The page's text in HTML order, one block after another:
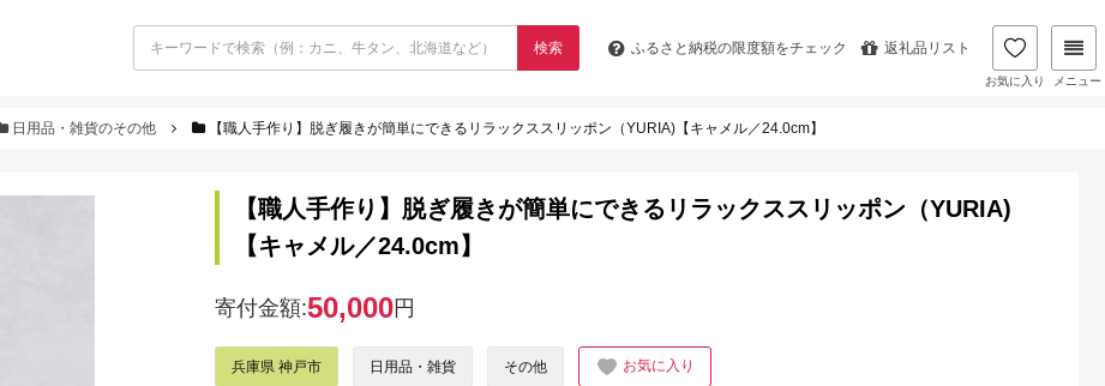
検索 ふるさと納税の限度額をチェック 返礼品リスト
お気に入り メニュー
日用品・雑貨のその他 【職人手作り】脱ぎ履きが簡単にできるリラックススリッポン（YURIA)【キャメル／24.0cm】
【職人手作り】脱ぎ履きが簡単にできるリラックススリッポン（YURIA)
【キャメル／24.0cm】
寄付金額:50,000円
兵庫県 神戸市 日用品・雑貨 その他 お気に入り